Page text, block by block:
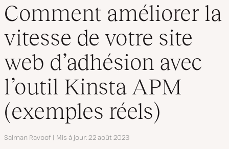
Contact
Comment améliorer la
vitesse de votre site
web d’adhésion avec
l’outil Kinsta APM
(exemples réels)
Auteur
Salman Ravoof Mis à jour 22 août 2023